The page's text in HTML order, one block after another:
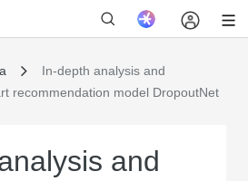
In-depth analysis and
recommendation model DropoutNet
and